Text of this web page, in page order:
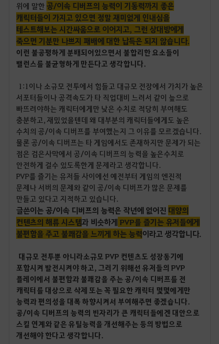
위에 말한 공/이속 디버프의 능력이 기동력까지 좋은
캐릭터들이 가지고 있으면 정말 재미없게 인내심을
테스트해보는 시간싸움으로 이어지고, 그런 상대방에게
죽으면 기분만 나쁘지 패배에 대한 납득은 되지 않습니다.
이런 불공평하게 분배되어있으면서 불합리한 요소들이
밸런스를 불균형하게 만든다고 생각합니다.
1:1이나 소규모 전투에서 힘들고 대규모 전장에서 가치가 높은
서포터들이나 공격속도가 타 직업대비 느려서 같이 늪으로
빠뜨려야하는 캐릭터에게만 낮은 수치로 적당히 부여해도
충분하고, 재밌었을텐데 왜 대부분의 캐릭터들에게도 높은
수치의 공/이속 디버프를 부여했는지 그 이유를 모르겠습니다.
물론 공/이속 디버프는 타 게임에서도 존재하지만 문제가 되는
점은 검은사막에서 공/이속 디버프의 능력을 높은수치로
안전하게 걸수 있도록한게 문제라고 생각합니다.
PVP를 즐기는 유저들 사이에선 예전부터 게임의 엔진적
문제나 서버의 문제와 같이 공/이속 디버프가 많은 문제를
만들고 있다고 지적하고 있습니다.
글쓴이는 공/이속 디버프의 능력은 작년에 없어진 대양의
컨텐츠의 해류 시스템과 비슷하게 PVP를 즐기는 유저들에게
불편함을 주고 불쾌감을 느끼게 하는 능력이라고 생각합니다.
대규모 전투뿐 아니라 소규모 PVP 컨텐츠도 성장동기에
포함시켜 발전시켜야 하고, 그러기 위해선 유저들의 PVP
플레이에서 불편함과 불쾌감을 주는 공/이속 디버프를 전
캐릭터를 대상으로 삭제 또는 꼭 필요한 캐릭터 몇몇에게만
능력과 편의성을 대폭 하향시켜서 부여해주면 좋겠습니다.
공/이속 디버프의 능력의 빈자리가 큰 캐릭터들에겐 대안으로
스킬 연계와 같은 유틸능력을 개선해주는 등의 방법으로
개선해야 한다고 생각합니다.